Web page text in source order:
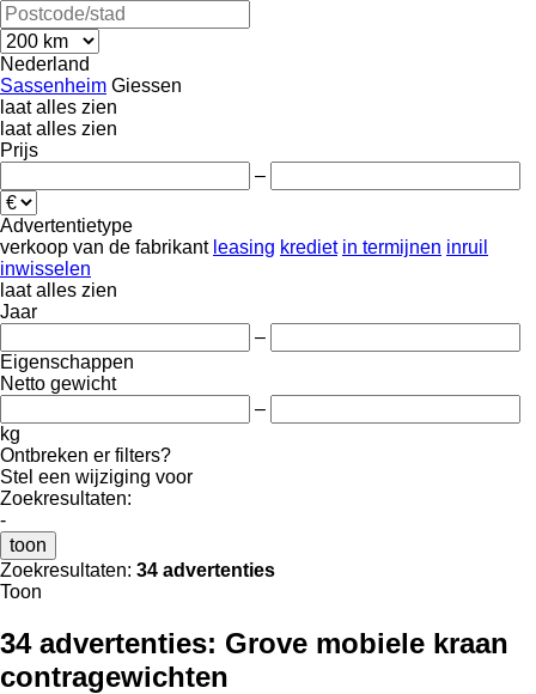
Nederland
Sassenheim Giessen
laat alles zien
laat alles zien
Prijs
–
Advertentietype
verkoop van de fabrikant leasing krediet in termijnen inruil
inwisselen
laat alles zien
Jaar
–
Eigenschappen
Netto gewicht
–
kg
Ontbreken er filters?
Stel een wijziging voor
Zoekresultaten:
-
toon
Zoekresultaten: 34 advertenties
Toon
34 advertenties: Grove mobiele kraan
contragewichten